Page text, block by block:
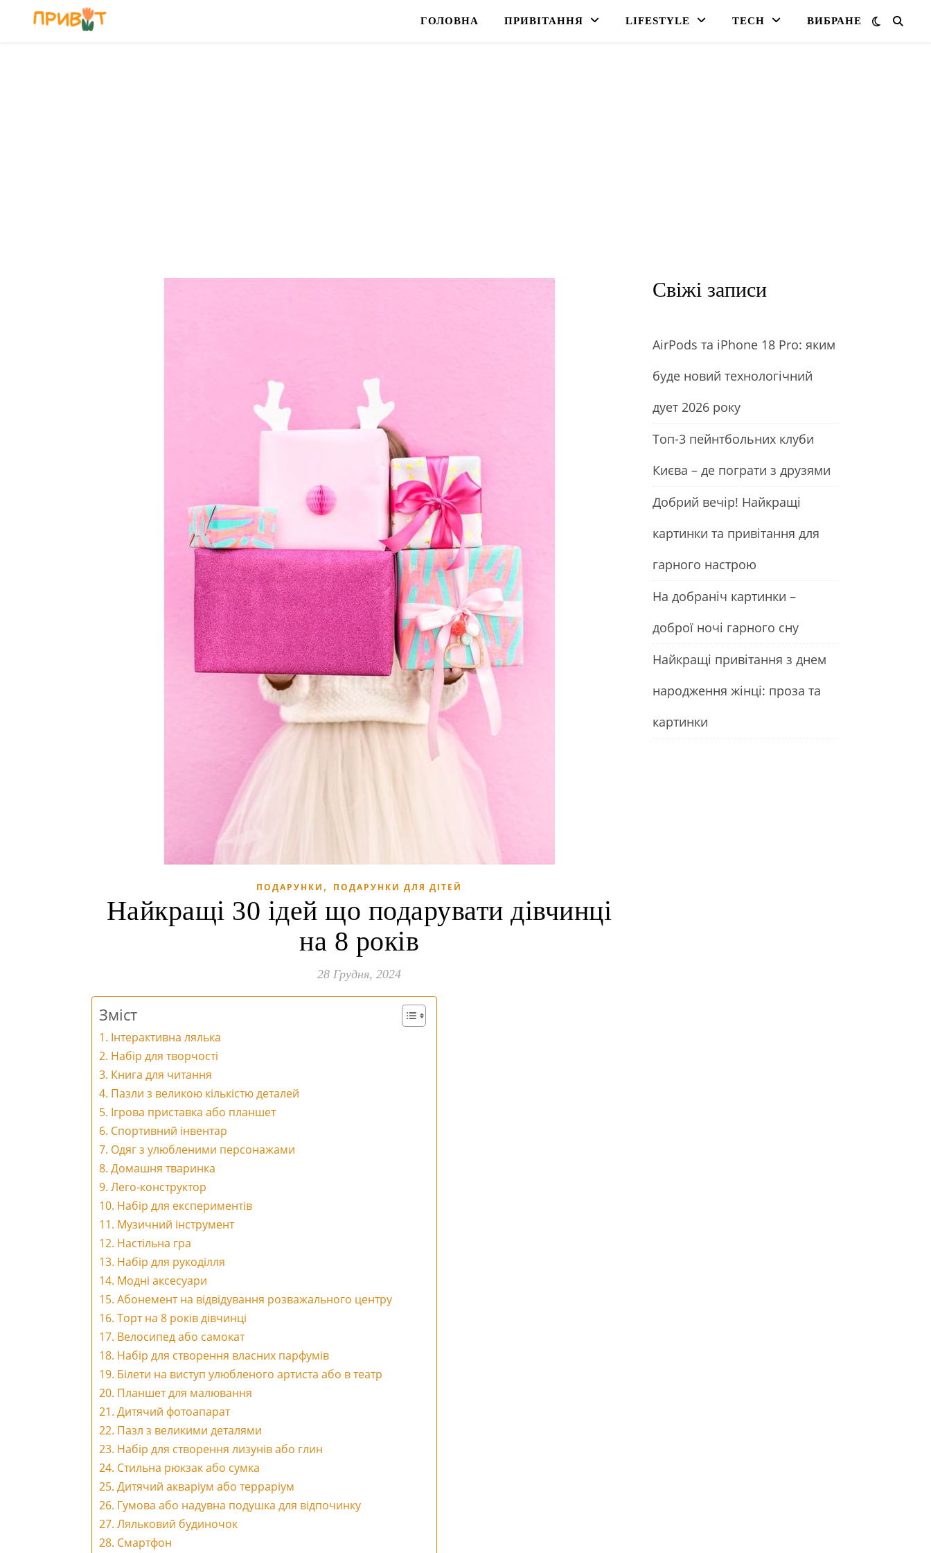
ГОЛОВНА ПРИВІТАННЯ LIFESTYLE TECH ВИБРАНЕ
ПОДАРУНКИ , ПОДАРУНКИ ДЛЯ ДІТЕЙ
Найкращі 30 ідей що подарувати дівчинці
на 8 років
28 Грудня, 2024
Зміст
1. Інтерактивна лялька
2. Набір для творчості
3. Книга для читання
4. Пазли з великою кількістю деталей
5. Ігрова приставка або планшет
6. Спортивний інвентар
7. Одяг з улюбленими персонажами
8. Домашня тваринка
9. Лего-конструктор
10. Набір для експериментів
11. Музичний інструмент
12. Настільна гра
13. Набір для рукоділля
14. Модні аксесуари
15. Абонемент на відвідування розважального центру
16. Торт на 8 років дівчинці
17. Велосипед або самокат
18. Набір для створення власних парфумів
19. Білети на виступ улюбленого артиста або в театр
20. Планшет для малювання
21. Дитячий фотоапарат
22. Пазл з великими деталями
23. Набір для створення лизунів або глин
24. Стильна рюкзак або сумка
25. Дитячий акваріум або терраріум
26. Гумова або надувна подушка для відпочинку
27. Ляльковий будиночок
28. Смартфон
Свіжі записи
АirРods та iРhone 18 Рro: яким
буде новий технологічний
дует 2026 року
Топ-3 пейнтбольних клуби
Києва – де пограти з друзями
Добрий вечір! Найкращі
картинки та привітання для
гарного настрою
На добраніч картинки –
доброї ночі гарного сну
Найкращі привітання з днем
народження жінці: проза та
картинки